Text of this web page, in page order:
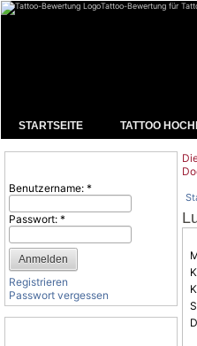
Tattoo-Bewertung für
STARTSEITE TATTOO
Benutzername: *
Passwort: *
Registrieren
Passwort vergessen